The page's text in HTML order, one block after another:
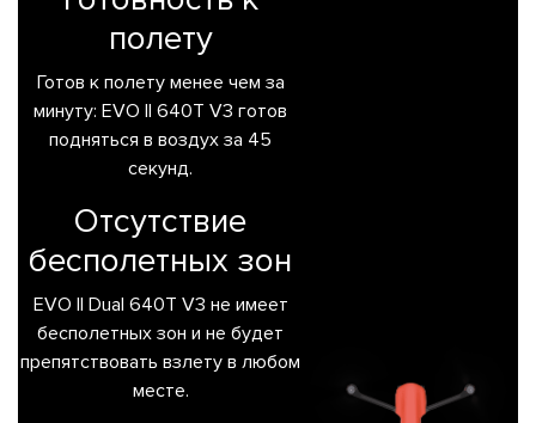
полету
Готов к полету менее чем за
минуту: EVO II 640T V3 готов
подняться в воздух за 45
секунд.
Отсутствие
бесполетных зон
EVO II Dual 640T V3 не имеет
бесполетных зон и не будет
препятствовать взлету в любом
месте.